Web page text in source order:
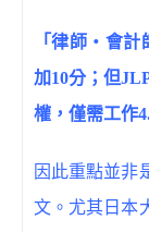
「律師‧會計
加10分；但
權，僅需工作
因此重點並非
文。尤其日本